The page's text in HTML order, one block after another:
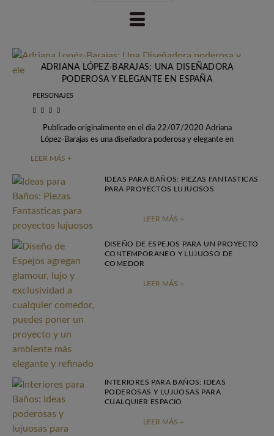
ADRIANA LÓPEZ-BARAJAS: UNA DISEÑADORA
PODEROSA Y ELEGANTE EN ESPAÑA
PERSONAJES
Publicado originalmente en el dia 22/07/2020 Adriana
López-Barajas es una diseñadora poderosa y elegante en
LEER MÁS +
IDEAS PARA BAÑOS: PIEZAS FANTASTICAS
PARA PROYECTOS LUJUOSOS
LEER MÁS +
DISEÑO DE ESPEJOS PARA UN PROYECTO
CONTEMPORANEO Y LUJUOSO DE
COMEDOR
LEER MÁS +
INTERIORES PARA BAÑOS: IDEAS
PODEROSAS Y LUJUOSAS PARA
CUALQUIER ESPACIO
LEER MÁS +